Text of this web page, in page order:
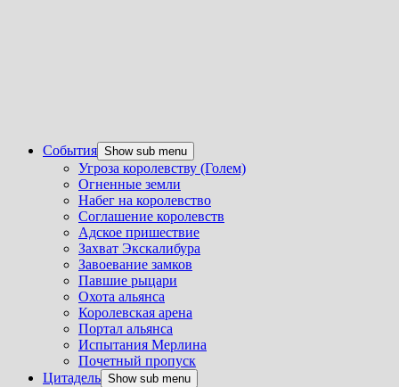
События Show sub menu
Угроза королевству (Голем)
Огненные земли
Набег на королевство
Соглашение королевств
Адское пришествие
Захват Экскалибура
Завоевание замков
Павшие рыцари
Охота альянса
Королевская арена
Портал альянса
Испытания Мерлина
Почетный пропуск
Цитадель Show sub menu